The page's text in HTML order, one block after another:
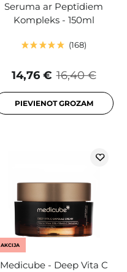
Seruma ar Peptīdiem
Kompleks - 150ml
168
16,40 €
14,76 €
PIEVIENOT GROZAM
AKCIJA
Medicube - Deep Vita C